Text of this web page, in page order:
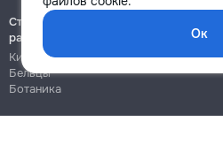
Ок
Строительно-монтажные
работы
Кишинёв
Бельцы
Ботаника